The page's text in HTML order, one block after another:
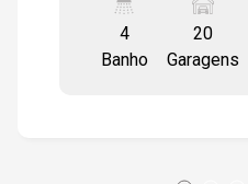
estacionamento, com
entrada e mais 5 vagas
também uma área
4
Banho
20
Garagens